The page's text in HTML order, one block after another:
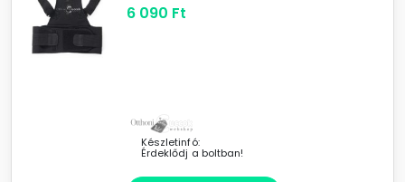
6 090 Ft
Készletinfó:
Érdeklődj a boltban!